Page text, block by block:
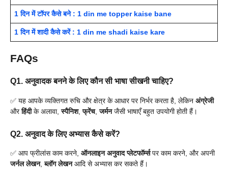
1 दिन में टॉपर कैसे बने : 1 din me topper kaise bane
1 दिन में शादी कैसे करें : 1 din me shadi kaise kare
FAQs
Q1. अनुवादक बनने के लिए कौन सी भाषा सीखनी चाहिए?
✅ यह आपके व्यक्तिगत रुचि और क्षेत्र के आधार पर निर्भर करता है, लेकिन अंग्रेजी
औरहिंदीके अलावा,स्पैनिश,फ्रेंच,जर्मनजैसी भाषाएँ बहुत उपयोगी होती हैं।
Q2. अनुवाद के लिए अभ्यास कैसे करें?
✅ आप फ्रीलांस काम करने, ऑनलाइन अनुवाद प्लेटफॉर्म्सपर काम करने, और अपनी
जर्नल लेखन,ब्लॉग लेखनआदि से अभ्यास कर सकते हैं।